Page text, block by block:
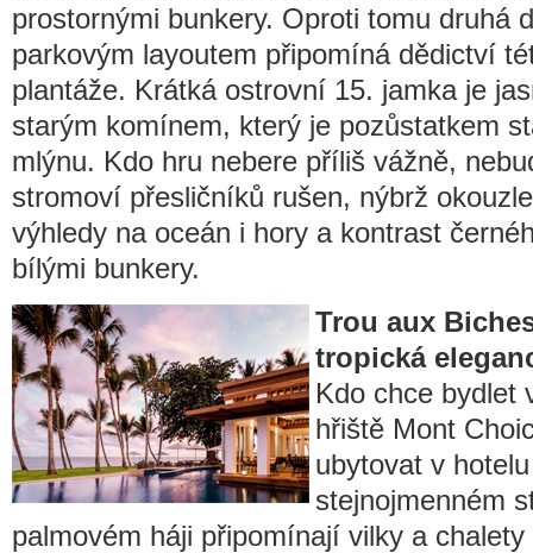
prostornými bunkery. Oproti tomu druhá
parkovým layoutem připomíná dědictví
plantáže. Krátká ostrovní 15. jamka je
starým komínem, který je pozůstatkem
mlýnu. Kdo hru nebere příliš vážně,
stromoví přesličníků rušen, nýbrž
výhledy na oceán i hory a kontrast
bílými bunkery.
Trou aux
tropická
Kdo chce bydlet
hřiště Mont
ubytovat v
stejnojmenném
palmovém háji připomínají vilky a